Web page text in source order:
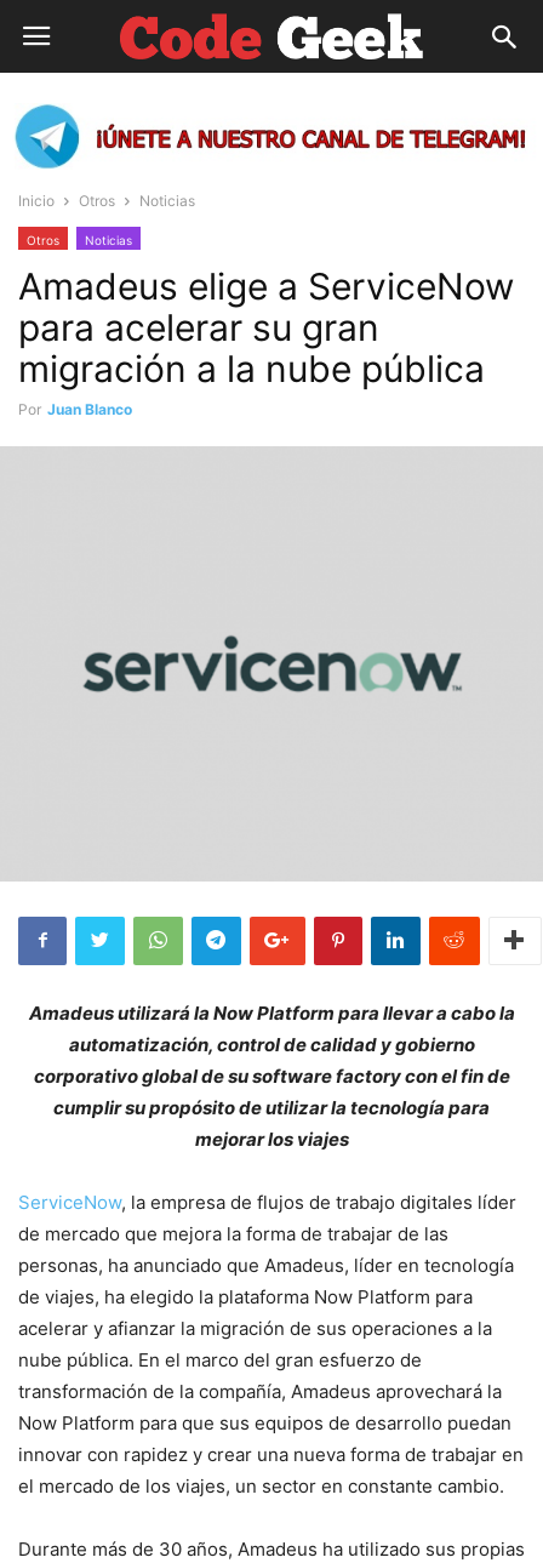
Inicio Otros Noticias
Otros Noticias
Amadeus elige a ServiceNow
para acelerar su gran
migración a la nube pública
Por Juan Blanco
Amadeus utilizará la Now Platform para llevar a cabo la
automatización, control de calidad y gobierno
corporativo global de su software factory con el fin de
cumplir su propósito de utilizar la tecnología para
mejorar los viajes
ServiceNow, la empresa de flujos de trabajo digitales líder
de mercado que mejora la forma de trabajar de las
personas, ha anunciado que Amadeus, líder en tecnología
de viajes, ha elegido la plataforma Now Platform para
acelerar y afianzar la migración de sus operaciones a la
nube pública. En el marco del gran esfuerzo de
transformación de la compañía, Amadeus aprovechará la
Now Platform para que sus equipos de desarrollo puedan
innovar con rapidez y crear una nueva forma de trabajar en
el mercado de los viajes, un sector en constante cambio.
Durante más de 30 años, Amadeus ha utilizado sus propias